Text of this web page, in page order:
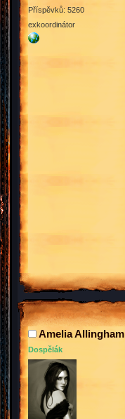
Příspěvků: 5260
exkoordinátor
Amelia Allingham
Dospělák